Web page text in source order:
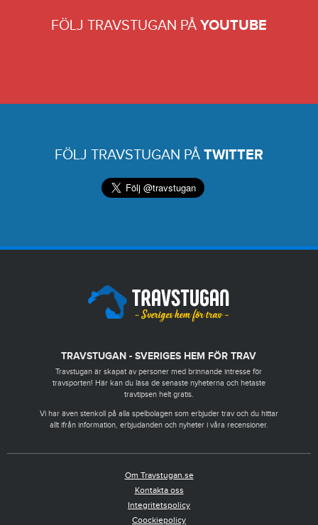
FÖLJ TRAVSTUGAN PÅ YOUTUBE
FÖLJ TRAVSTUGAN PÅ TWITTER
TRAVSTUGAN - SVERIGES HEM FÖR TRAV
Travstugan är skapat av personer med brinnande intresse för
travsporten! Här kan du läsa de senaste nyheterna och hetaste
travtipsen helt gratis.
Vi har även stenkoll på alla spelbolagen som erbjuder trav och du hittar
allt ifrån information, erbjudanden och nyheter i våra recensioner.
Om Travstugan.se
Kontakta oss
Integritetspolicy
Coockiepolicy